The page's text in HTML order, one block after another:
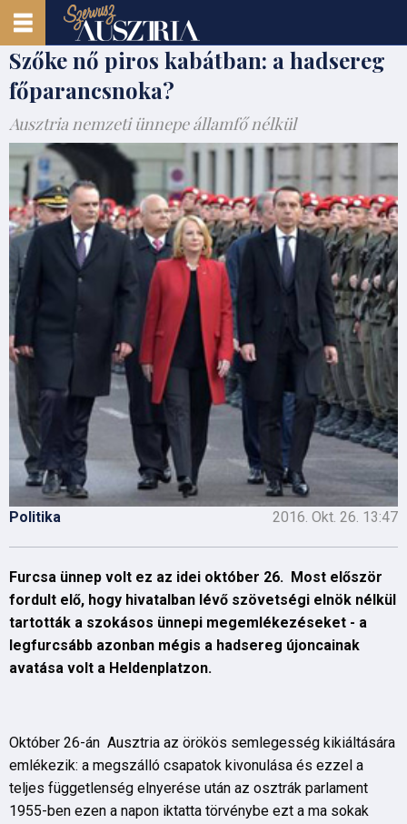
Szőke nő piros kabátban: a hadsereg
főparancsnoka?
Ausztria nemzeti ünnepe államfő nélkül
Politika 2016. Okt. 26. 13:47
Furcsa ünnep volt ez az idei október 26. Most először
fordult elő, hogy hivatalban lévő szövetségi elnök nélkül
tartották a szokásos ünnepi megemlékezéseket - a
legfurcsább azonban mégis a hadsereg újoncainak
avatása volt a Heldenplatzon.
Október 26-án Ausztria az örökös semlegesség kikiáltására
emlékezik: a megszálló csapatok kivonulása és ezzel a
teljes függetlenség elnyerése után az osztrák parlament
1955-ben ezen a napon iktatta törvénybe ezt a ma sokak